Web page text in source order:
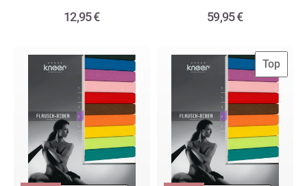
12,95 € 59,95 €
Top